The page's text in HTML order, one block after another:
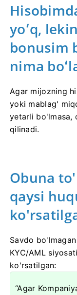
yoʻq,
bonusim
nima
Agar mijozning
yoki mablag'
yetarli bo'lmasa,
qilinadi.
Obuna
qaysi
Savdo
KYC/AML
ko'rsatilgan:
“Agar